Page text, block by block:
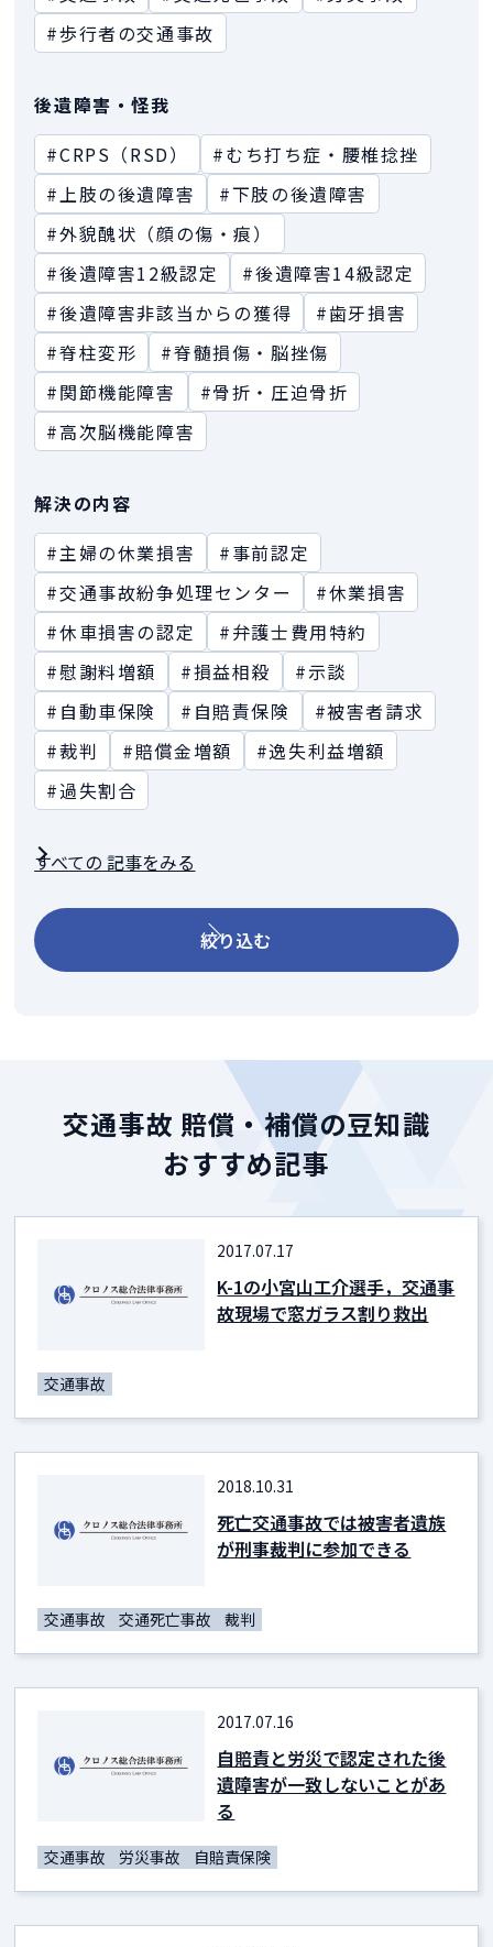
#歩行者の交通事故
後遺障害・怪我
#CRPS（RSD）
#むち打ち症・腰椎捻挫
#上肢の後遺障害
#下肢の後遺障害
#外貌醜状（顔の傷・痕）
#後遺障害12級認定
#後遺障害14級認定
#後遺障害非該当からの獲得
#歯牙損害
#脊柱変形
#脊髄損傷・脳挫傷
#関節機能障害
#骨折・圧迫骨折
#高次脳機能障害
解決の内容
#主婦の休業損害
#事前認定
#交通事故紛争処理センター
#休業損害
#休車損害の認定
#弁護士費用特約
#慰謝料増額
#損益相殺
#示談
#自動車保険
#自賠責保険
#被害者請求
#裁判
#賠償金増額
#逸失利益増額
#過失割合
すべての 記事をみる
絞り込む
交通事故 賠償・補償の豆知識
おすすめ記事
2017.07.17
K-1の小宮山工介選手，交通事
故現場で窓ガラス割り救出
交通事故
2018.10.31
死亡交通事故では被害者遺族
が刑事裁判に参加できる
交通事故 交通死亡事故 裁判
2017.07.16
自賠責と労災で認定された後
遺障害が一致しないことがあ
る
交通事故 労災事故 自賠責保険